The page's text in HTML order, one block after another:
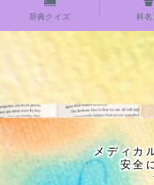
HOME
【最新】クイズと
★全種/アロマハー
イズ＆プチ辞典
★アロマ検定＋α
辞典クイズ 科
メディカ
安全